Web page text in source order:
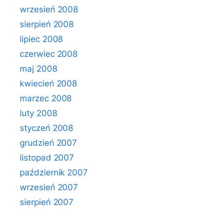
wrzesień 2008
sierpień 2008
lipiec 2008
czerwiec 2008
maj 2008
kwiecień 2008
marzec 2008
luty 2008
styczeń 2008
grudzień 2007
listopad 2007
październik 2007
wrzesień 2007
sierpień 2007